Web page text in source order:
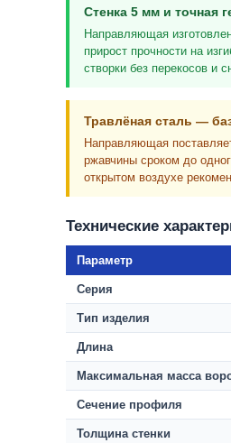
Стенка 5 мм и точная
Направляющая
прирост прочности на
створки без перекосов и
Травлёная сталь —
Направляющая
ржавчины сроком до
открытом воздухе
Технические
Параметр
Серия
Тип изделия
Длина
Максимальная масса
Сечение профиля
Толщина стенки